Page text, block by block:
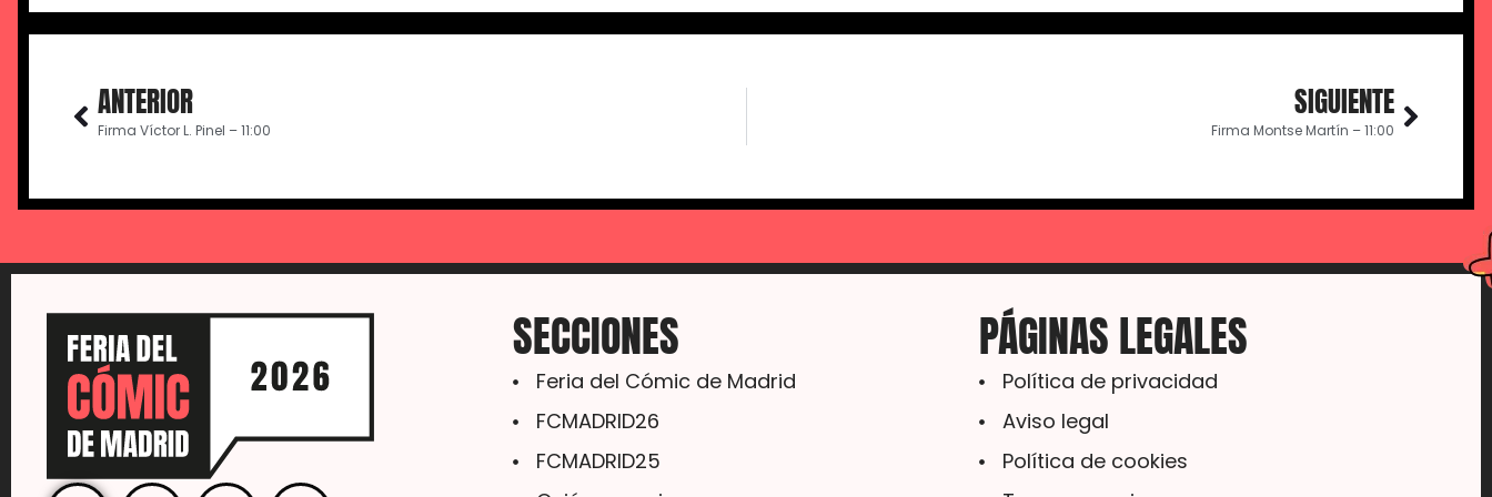
ANTERIOR
Firma Víctor L. Pinel – 11:00
SIGUIENTE
Firma Montse Martín – 11:00
SECCIONES
Feria del Cómic de Madrid
FCMADRID26
FCMADRID25
PÁGINAS LEGALES
Política de privacidad
Aviso legal
Política de cookies